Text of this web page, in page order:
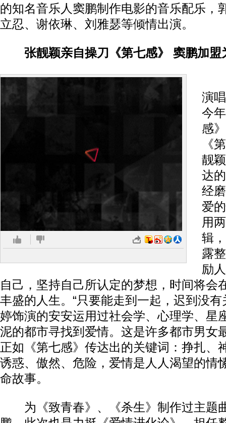
的知名音乐人窦鹏制作电影的音乐配乐，
立忍、谢依琳、刘雅瑟等倾情出演。
张靓颖亲自操刀《第七感》 窦鹏加盟
演
今
感
《
靓
达
经
爱
用
辑
露
励
自己，坚持自己所认定的梦想，时间将会
丰盛的人生。“只要能走到一起，迟到没有
婷饰演的安安运用过社会学、心理学、星
泥的都市寻找到爱情。这是许多都市男女
正如《第七感》传达出的关键词：挣扎、
诱惑、傲然、危险，爱情是人人渴望的情
命故事。
为《致青春》、《杀生》制作过主题